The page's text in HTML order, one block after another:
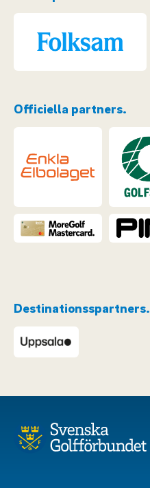
Officiella partners.
Destinationsspartners.